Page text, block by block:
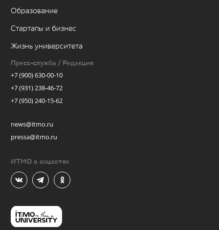
Образование
Стартапы и бизнес
Жизнь университета
Пресс-служба / Редакция
+7 (900) 630-00-10
+7 (931) 238-46-72
+7 (950) 240-15-62
news@itmo.ru
pressa@itmo.ru
ИТМО в соцсетях